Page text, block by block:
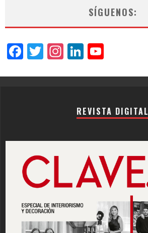
SÍGUENOS:
Facebook
Twitter
Instagram
LinkedIn
REVISTA DIGITAL